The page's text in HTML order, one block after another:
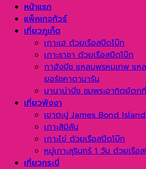
หน้าแรก
แพ็คเกจทัวร์
เที่ยวภูเก็ต
เกาะเฮ ด้วยเรือสปีดโบ๊ท
เกาะราชา ด้วยเรือสปีดโบ๊ท
กาฮังบีช แหลมพรหมเทพ แห
ยอร์ชคาตามารัน
บานาน่าบีช ชมพระอาทิตย์ตก
เที่ยวพังงา
เขาตะปู James Bond
เกาะสิมิลัน
เกาะไข่ ด้วยเรือสปีดโบ๊ท
หมู่เกาะสุรินทร์ 1 วัน ด้วยเรือ
เที่ยวกระบี่